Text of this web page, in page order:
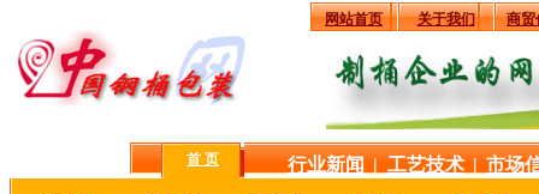
网站首页 关于我们 商贸
首 页 行业新闻 | 工艺技术 | 市场